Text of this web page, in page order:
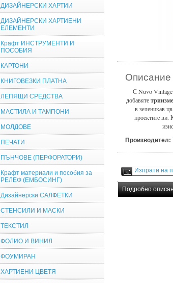
ДИЗАЙНЕРСКИ ХАРТИИ
ДИЗАЙНЕРСКИ ХАРТИЕНИ
ЕЛЕМЕНТИ
Крафт ИНСТРУМЕНТИ И
ПОСОБИЯ
КАРТОНИ
КНИГОВЕЗКИ ПЛАТНА
ЛЕПЯЩИ СРЕДСТВА
МАСТИЛА И ТАМПОНИ
МОЛДОВЕ
ПЕЧАТИ
ПЪНЧОВЕ (ПЕРФОРАТОРИ)
Крафт материали и пособия за
РЕЛЕФ (ЕМБОСИНГ)
Дизайнерски САЛФЕТКИ
СТЕНСИЛИ И МАСКИ
ТЕКСТИЛ
ФОЛИО И ВИНИЛ
ФОУМИРАН
ХАРТИЕНИ ЦВЕТЯ
Описание
С Nuvo
добавяте
в зеленикав
проектите ви.
Производител:
Изпрати на
Подробно